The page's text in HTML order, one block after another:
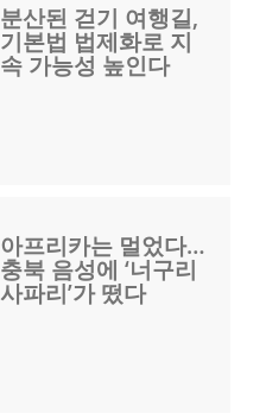
분산된 걷기 여행길,
기본법 법제화로 지
속 가능성 높인다
아프리카는 멀었다…
충북 음성에 ‘너구리
사파리’가 떴다